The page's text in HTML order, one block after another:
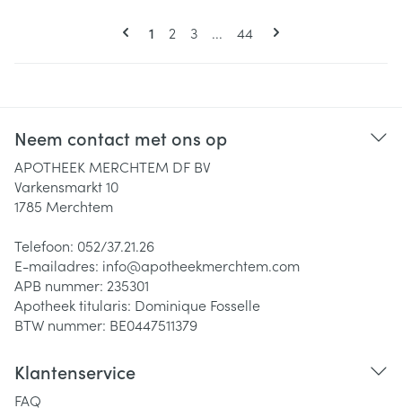
U lees momenteel pagina
1 Pagina
2 Pagina
3 ... Pagina
44
Neem contact met ons op
APOTHEEK MERCHTEM DF BV
Varkensmarkt 10
1785 Merchtem
Telefoon: 052/37.21.26
E-mailadres: info@apotheekmerchtem.com
APB nummer: 235301
Apotheek titularis: Dominique Fosselle
BTW nummer: BE0447511379
Klantenservice
FAQ